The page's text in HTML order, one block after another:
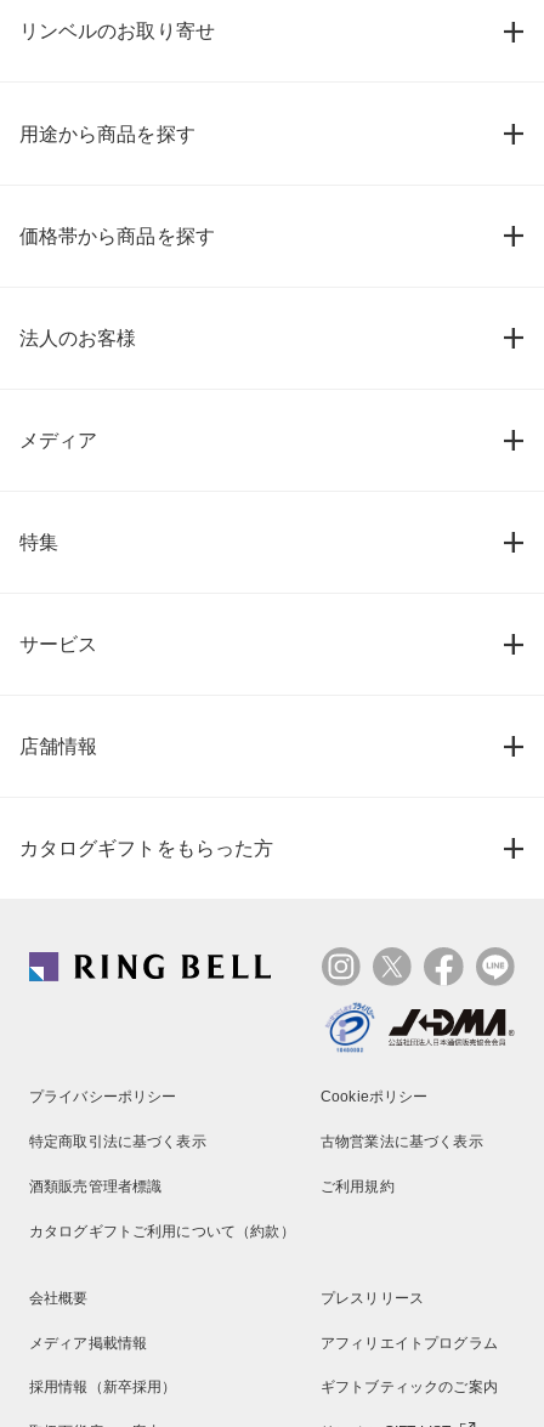
リンベルのお取り寄せ
用途から商品を探す
価格帯から商品を探す
法人のお客様
メディア
特集
サービス
店舗情報
カタログギフトをもらった方
プライバシーポリシー Cookieポリシー
特定商取引法に基づく表示 古物営業法に基づく表示
酒類販売管理者標識 ご利用規約
カタログギフトご利用について（約款）
会社概要 プレスリリース
メディア掲載情報 アフィリエイトプログラム
採用情報（新卒採用） ギフトブティックのご案内